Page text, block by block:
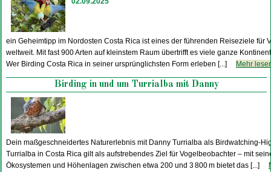
ein Geheimtipp im Nordosten Costa Rica ist eines der führenden Reiseziele für
weltweit. Mit fast 900 Arten auf kleinstem Raum übertrifft es viele ganze
Wer Birding Costa Rica in seiner ursprünglichsten Form erleben [...]
Mehr
Birding in und um Turrialba mit Danny
Dein maßgeschneidertes Naturerlebnis mit Danny Turrialba als Birdwatching-
Turrialba in Costa Rica gilt als aufstrebendes Ziel für Vogelbeobachter – mit
Ökosystemen und Höhenlagen zwischen etwa 200 und 3 800 m bietet das [...]